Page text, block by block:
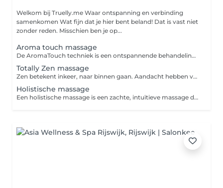
Welkom bij Truelly.me Waar ontspanning en verbinding
samenkomen Wat fijn dat je hier bent beland! Dat is vast niet
zonder reden. Misschien ben je op...
Aroma touch massage
De AromaTouch techniek is een ontspannende behandeling (zachte wellness massage) waarbij 8 pure essentiële oliën worden ingezet langs de energiebanen (meridianen) en energiepunten van de rug, schouders, hoofd en voeten.
Totally Zen massage
Zen betekent inkeer, naar binnen gaan. Aandacht hebben voor wat isontvankelijkheid en helderheid, voorbij alle voorstellingen en denkbeelden. Wat is een Totally Zen Massage Zen is een meditatievorm die zijn oorsprong vindt in het boeddhisme in India. De meditatievorm verspreidde zich daarna via Japan en China naar de westerse wereld. Het is de bedoeling om via meditatie en intense concentratieoefeningen inzicht te krijgen in je ware aard. Dit zou helpen om op een vrijere manier door het leven te gaan. Het is een bewustzijnstoestand waarbij men vrij is van gedachten. Door deze massage te ontvangen, zorgen we voor een leeg en rustig hoofd. Maar ook alle spanning uit je lichaam te laten afvloeien.
Holistische massage
Een holistische massage is een zachte, intuïtieve massage die lichaam en geest als één geheel benadert. Met aandachtige aanrakingen en gebruik van verschillende technieken bevordert het ontspanning, herstelt energiebalans en vermindert stress. Deze massage ondersteunt emotioneel welzijn, stimuleert zelfbewustzijn en brengt diepe rust, terwijl blokkades worden losgelaten voor een harmonieuze levensenergie.